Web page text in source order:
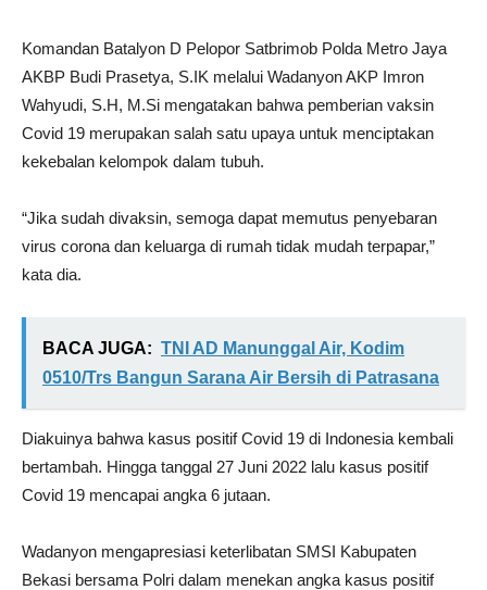
Komandan Batalyon D Pelopor Satbrimob Polda Metro Jaya
AKBP Budi Prasetya, S.IK melalui Wadanyon AKP Imron
Wahyudi, S.H, M.Si mengatakan bahwa pemberian vaksin
Covid 19 merupakan salah satu upaya untuk menciptakan
kekebalan kelompok dalam tubuh.
“Jika sudah divaksin, semoga dapat memutus penyebaran
virus corona dan keluarga di rumah tidak mudah terpapar,”
kata dia.
BACA JUGA: TNI AD Manunggal Air, Kodim
0510/Trs Bangun Sarana Air Bersih di Patrasana
Diakuinya bahwa kasus positif Covid 19 di Indonesia kembali
bertambah. Hingga tanggal 27 Juni 2022 lalu kasus positif
Covid 19 mencapai angka 6 jutaan.
Wadanyon mengapresiasi keterlibatan SMSI Kabupaten
Bekasi bersama Polri dalam menekan angka kasus positif